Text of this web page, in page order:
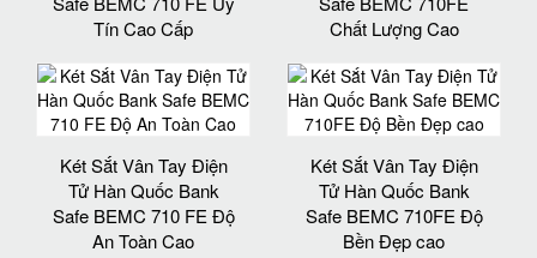
Tín Cao Cấp
Chất Lượng Cao
Két Sắt Vân Tay Điện
Tử Hàn Quốc Bank
Safe BEMC 710 FE Độ
An Toàn Cao
Két Sắt Vân Tay Điện
Tử Hàn Quốc Bank
Safe BEMC 710FE Độ
Bền Đẹp cao